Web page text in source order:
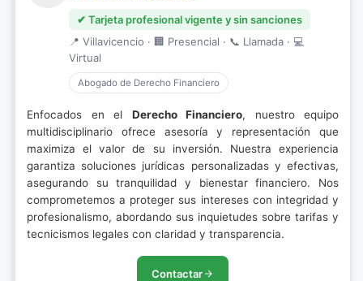
✔ Tarjeta profesional vigente y sin sanciones
📍 Villavicencio · 🏢 Presencial · 📞 Llamada · 💻
Virtual
Abogado de Derecho Financiero
Enfocados en el Derecho Financiero, nuestro equipo
multidisciplinario ofrece asesoría y representación que
maximiza el valor de su inversión. Nuestra experiencia
garantiza soluciones jurídicas personalizadas y efectivas,
asegurando su tranquilidad y bienestar financiero. Nos
comprometemos a proteger sus intereses con integridad y
profesionalismo, abordando sus inquietudes sobre tarifas y
tecnicismos legales con claridad y transparencia.
Contactar